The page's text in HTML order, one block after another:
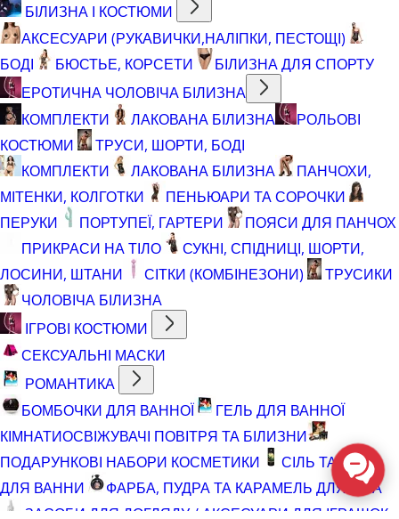
БІЛИЗНА І КОСТЮМИ
АКСЕСУАРИ (РУКАВИЧКИ,НАЛІПКИ, ПЕСТОЩІ)
БОДІ
БЮСТЬЕ, КОРСЕТИ
БІЛИЗНА ДЛЯ СПОРТУ
ЕРОТИЧНА ЧОЛОВІЧА БІЛИЗНА
КОМПЛЕКТИ
ЛАКОВАНА БІЛИЗНА
РОЛЬОВІ
КОСТЮМИ
ТРУСИ, ШОРТИ, БОДІ
КОМПЛЕКТИ
ЛАКОВАНА БІЛИЗНА
ПАНЧОХИ,
МІТЕНКИ, КОЛГОТКИ
ПЕНЬЮАРИ ТА СОРОЧКИ
ПЕРУКИ
ПОРТУПЕЇ, ГАРТЕРИ
ПОЯСИ ДЛЯ ПАНЧОХ
ПРИКРАСИ НА ТІЛО
СУКНІ, СПІДНИЦІ, ШОРТИ,
ЛОСИНИ, ШТАНИ
СІТКИ (КОМБІНЕЗОНИ)
ТРУСИКИ
ЧОЛОВІЧА БІЛИЗНА
ІГРОВІ КОСТЮМИ
СЕКСУАЛЬНІ МАСКИ
РОМАНТИКА
БОМБОЧКИ ДЛЯ ВАННОЇ
ГЕЛЬ ДЛЯ ВАННОЇ
КІМНАТИОСВІЖУВАЧІ ПОВІТРЯ ТА БІЛИЗНИ
ПОДАРУНКОВІ НАБОРИ КОСМЕТИКИ
СІЛЬ ТА ПІНА
ДЛЯ ВАННИ
ФАРБА, ПУДРА ТА КАРАМЕЛЬ ДЛЯ ТІЛА
ЗАСОБИ ДЛЯ ДОГЛЯДУ / АКСЕСУАРИ ДЛЯ ІГРАШОК